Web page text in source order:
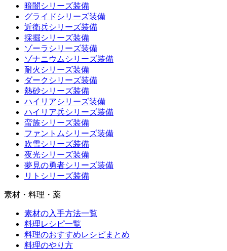
暗闇シリーズ装備
グライドシリーズ装備
近衛兵シリーズ装備
採掘シリーズ装備
ゾーラシリーズ装備
ゾナニウムシリーズ装備
耐火シリーズ装備
ダークシリーズ装備
熱砂シリーズ装備
ハイリアシリーズ装備
ハイリア兵シリーズ装備
蛮族シリーズ装備
ファントムシリーズ装備
吹雪シリーズ装備
夜光シリーズ装備
夢見の勇者シリーズ装備
リトシリーズ装備
素材・料理・薬
素材の入手方法一覧
料理レシピ一覧
料理のおすすめレシピまとめ
料理のやり方